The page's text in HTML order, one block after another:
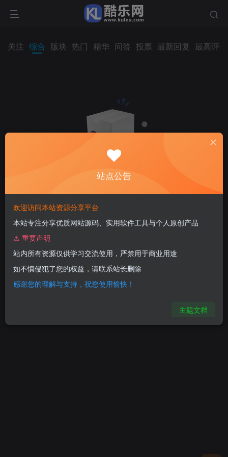
关注 综合 版块 热门 精华 问答 投票 最新回复 最高评分
内容空空如也
创建版块 发布帖子
站点公告
欢迎访问本站资源分享平台
本站专注分享优质网站源码、实用软件工具与个人原创产品
⚠ 重要声明
站内所有资源仅供学习交流使用，严禁用于商业用途
如不慎侵犯了您的权益，请联系站长删除
感谢您的理解与支持，祝您使用愉快！
主题文档